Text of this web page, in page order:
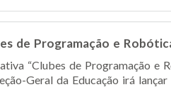
de Programação e
“Clubes de Programação e
Geral da Educação irá